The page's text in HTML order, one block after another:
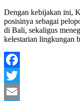
Dengan kebijakan ini,
posisinya sebagai
di Bali, sekaligus
kelestarian lingkungan
Facebook
Twitter